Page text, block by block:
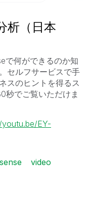
析（日本
で何ができるのか知
セルフサービスで手
スのヒントを得るス
秒でご覧いただけま
EY-
video